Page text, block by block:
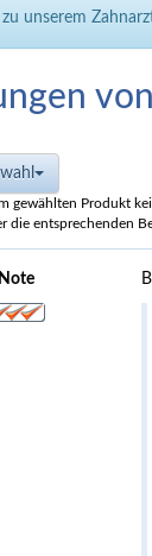
unserem
gewählten Produkt
die entsprechenden
Note